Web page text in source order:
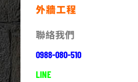
外牆工程
聯絡我們
0988-080-510
LINE